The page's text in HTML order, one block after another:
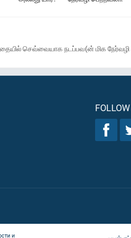
செவ்வையாக நடப்பவ(ன் மிக
и